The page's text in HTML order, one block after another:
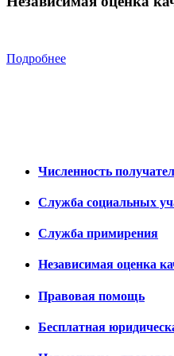
Подробнее
Численность
Служба социальных
Служба примирения
Независимая оценка
Правовая помощь
Бесплатная